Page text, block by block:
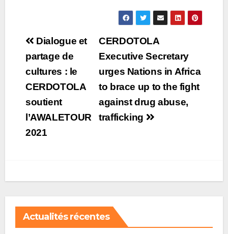
Post
navigation
CERDOTOLA
Executive Secretary
urges Nations in Africa
to brace up to the fight
against drug abuse,
trafficking
Dialogue et
partage de
cultures : le
CERDOTOLA
soutient
l’AWALETOUR
2021
Actualités récentes
A LA UNE ACTUALITÉS INTERNATIONALES